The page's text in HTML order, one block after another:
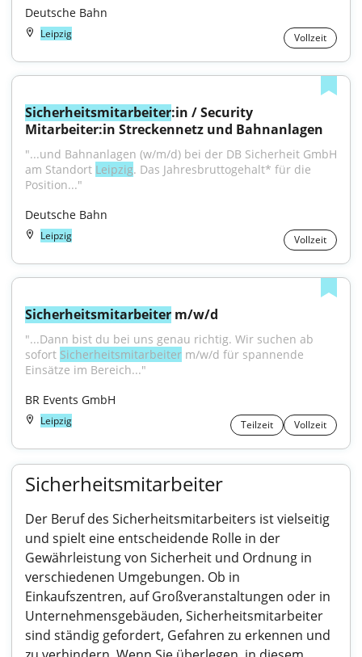
Deutsche Bahn
Leipzig Vollzeit
Sicherheitsmitarbeiter:in / Security
Mitarbeiter:in Streckennetz und Bahnanlagen
"...und Bahnanlagen (w/m/d) bei der DB Sicherheit GmbH
am Standort Leipzig. Das Jahresbruttogehalt* für die
Position..."
Deutsche Bahn
Leipzig Vollzeit
Sicherheitsmitarbeiter m/w/d
"...Dann bist du bei uns genau richtig. Wir suchen ab
sofort Sicherheitsmitarbeiter m/w/d für spannende
Einsätze im Bereich..."
BR Events GmbH
Leipzig Teilzeit Vollzeit
Sicherheitsmitarbeiter
Der Beruf des Sicherheitsmitarbeiters ist vielseitig
und spielt eine entscheidende Rolle in der
Gewährleistung von Sicherheit und Ordnung in
verschiedenen Umgebungen. Ob in
Einkaufszentren, auf Großveranstaltungen oder in
Unternehmensgebäuden, Sicherheitsmitarbeiter
sind ständig gefordert, Gefahren zu erkennen und